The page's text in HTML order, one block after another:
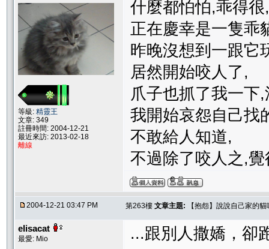
等級: 精靈王
文章: 349
註冊時間: 2004-12-21
最近來訪: 2013-02-18
離線
什麼都怕怕,乖得很,
正在慶幸是一隻乖
昨晚沒想到一跟它
居然開始咬人了,
爪子也抓了我一
我開始哀怨自己找
不敢給人知道,
不過除了咬人之,
2004-12-21 03:47 PM 第263樓 文章主題: 【抱怨】說說自己家的
elisacat
最愛: Mio ...跟別人撒嬌，卻